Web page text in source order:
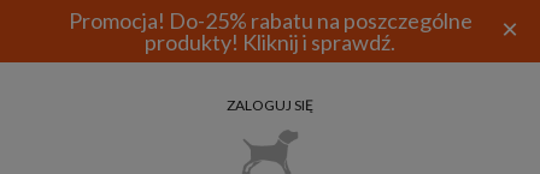
Promocja! Do-25% rabatu na poszczególne
produkty! Kliknij i sprawdź.
×
ZALOGUJ SIĘ